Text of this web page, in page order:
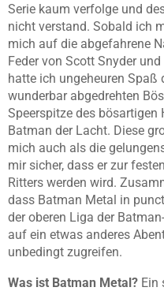
Serie kaum verfolge und
nicht verstand. Sobald ich
mich auf die abgefahrene
Feder von Scott Snyderund
hatte ich ungeheuren Spaß
wunderbar abgedrehten
Speerspitze des bösartigen
Batman der Lacht. Diese
mich auch als die
mir sicher, dass er zur
Ritters werden wird.
dass Batman Metal in
der oberen Liga der
auf ein etwas anderes
unbedingt zugreifen.
Was ist Batman Metal? Ein